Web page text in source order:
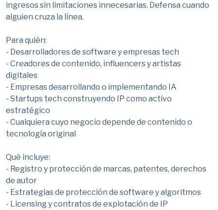
ingresos sin limitaciones innecesarias. Defensa cuando
alguien cruza la línea.
Para quién:
- Desarrolladores de software y empresas tech
- Creadores de contenido, influencers y artistas
digitales
- Empresas desarrollando o implementando IA
- Startups tech construyendo IP como activo
estratégico
- Cualquiera cuyo negocio depende de contenido o
tecnología original
Qué incluye:
- Registro y protección de marcas, patentes, derechos
de autor
- Estrategias de protección de software y algoritmos
- Licensing y contratos de explotación de IP